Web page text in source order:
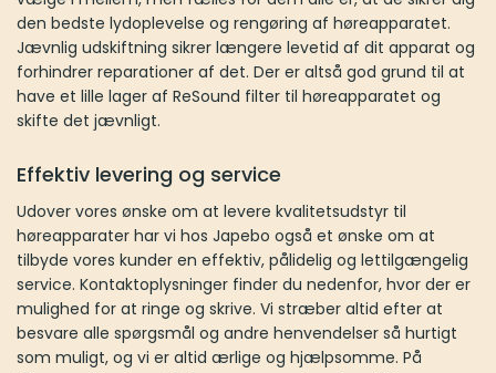
den bedste lydoplevelse og rengøring af høreapparatet.
Jævnlig udskiftning sikrer længere levetid af dit apparat og
forhindrer reparationer af det. Der er altså god grund til at
have et lille lager af ReSound filter til høreapparatet og
skifte det jævnligt.
Effektiv levering og service
Udover vores ønske om at levere kvalitetsudstyr til
høreapparater har vi hos Japebo også et ønske om at
tilbyde vores kunder en effektiv, pålidelig og lettilgængelig
service. Kontaktoplysninger finder du nedenfor, hvor der er
mulighed for at ringe og skrive. Vi stræber altid efter at
besvare alle spørgsmål og andre henvendelser så hurtigt
som muligt, og vi er altid ærlige og hjælpsomme. På